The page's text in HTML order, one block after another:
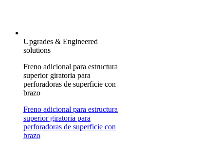
Upgrades & Engineered
solutions
Freno adicional para estructura
superior giratoria para
perforadoras de superficie con
brazo
Freno adicional para estructura
superior giratoria para
perforadoras de superficie con
brazo